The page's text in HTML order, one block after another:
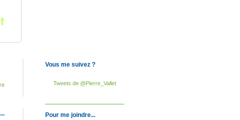
Vous me suivez ?
Tweets de @Pierre_Vallet
Pour me joindre...